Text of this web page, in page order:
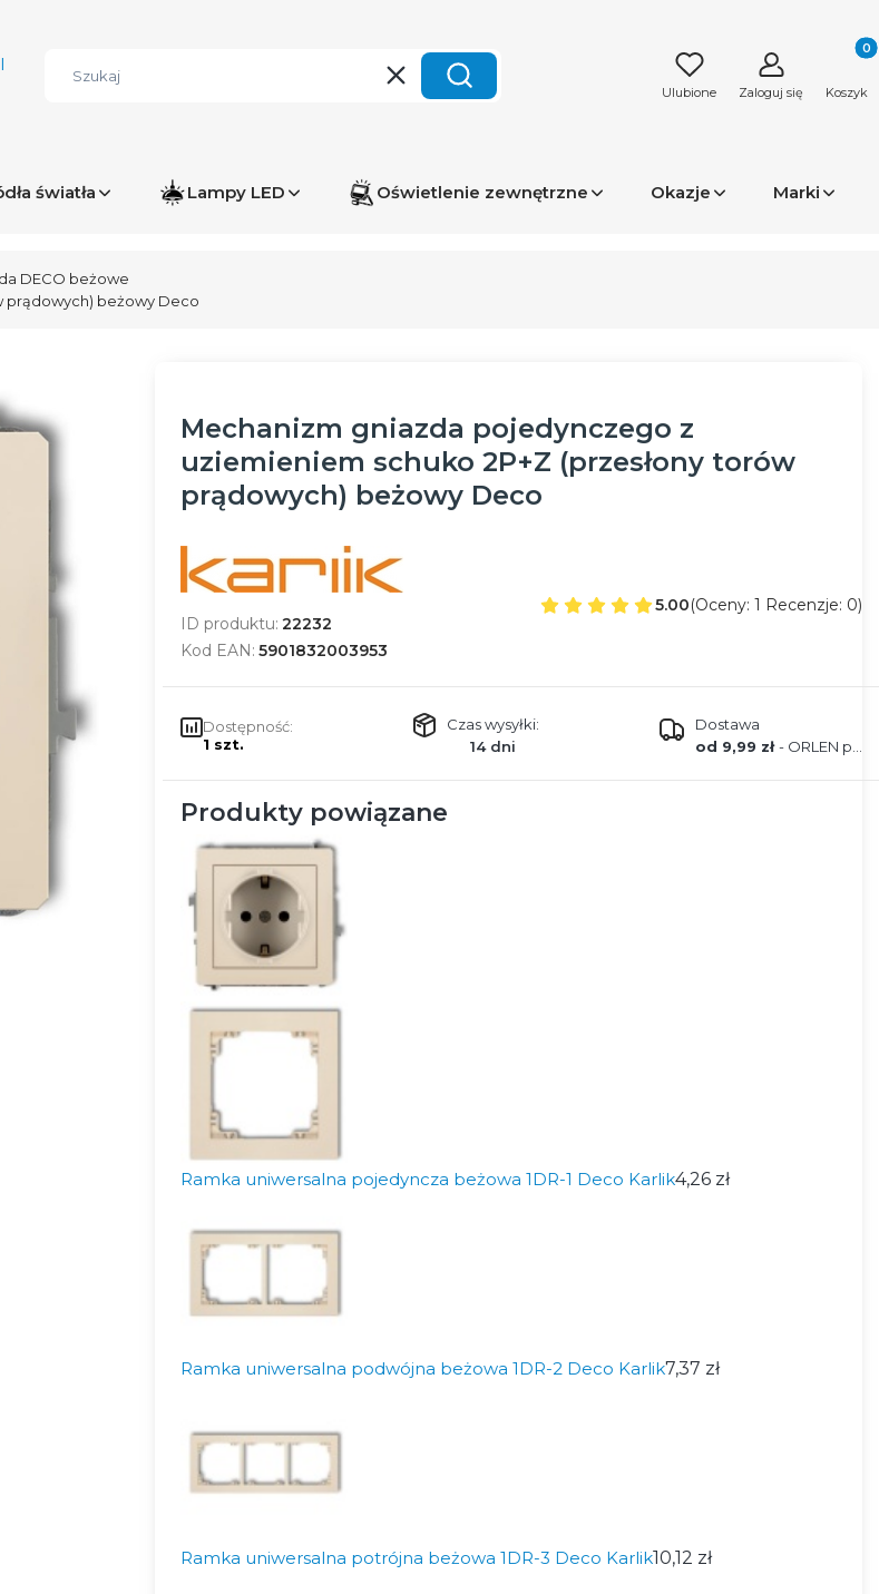
WyczyśćSzukaj Ulubione Zaloguj się Koszyk
światła Lampy LED Oświetlenie zewnętrzne Okazje Marki
DECO beżowe
prądowych) beżowy Deco
Mechanizm gniazda pojedynczego z
uziemieniem schuko 2P+Z (przesłony torów
prądowych) beżowy Deco
ID produktu: 22232
Kod EAN: 5901832003953
5.00(Oceny: 1 Recenzje: 0)
Dostępność:
1 szt.
Czas wysyłki:
14 dni
Dostawa
od 9,99 zł- ORLEN paczka
Produkty powiązane
Ramka uniwersalna pojedyncza beżowa 1DR-1 Deco Karlik4,26 zł
Ramka uniwersalna podwójna beżowa 1DR-2 Deco Karlik7,37 zł
Ramka uniwersalna potrójna beżowa 1DR-3 Deco Karlik10,12 zł